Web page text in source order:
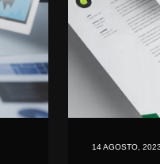
14 AGOSTO, 2023